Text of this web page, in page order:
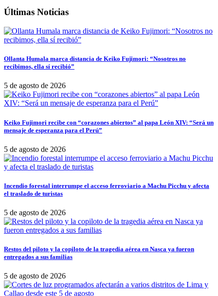
Últimas Noticias
Ollanta Humala marca distancia de Keiko Fujimori: “Nosotros no
recibimos, ella sí recibió”
5 de agosto de 2026
Keiko Fujimori recibe con “corazones abiertos” al papa León XIV: “Será un
mensaje de esperanza para el Perú”
5 de agosto de 2026
Incendio forestal interrumpe el acceso ferroviario a Machu Picchu y afecta
el traslado de turistas
5 de agosto de 2026
Restos del piloto y la copiloto de la tragedia aérea en Nasca ya fueron
entregados a sus familias
5 de agosto de 2026